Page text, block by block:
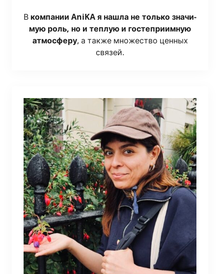
В ком­па­нии AniKA я нашла не толь­ко зна­чи­
мую роль, но и теп­лую и госте­при­им­ную
атмо­сфе­ру, а так­же мно­же­ство цен­ных
связей.